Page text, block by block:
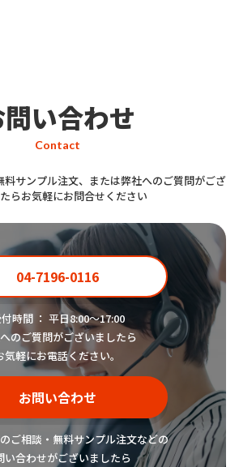
い合わせ
Contact
料サンプル注文、または弊社へのご質問がござ
らお気軽にお問合せください
04-7196-0116
時間 ： 平日8:00〜17:00
のご質問がございましたら
気軽にお電話ください。
お問い合わせ
ご相談・無料サンプル注文などの
い合わせがございましたら